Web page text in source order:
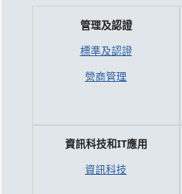
管理及認證
標準及認證
營商管理
資訊科技和IT應用
資訊科技